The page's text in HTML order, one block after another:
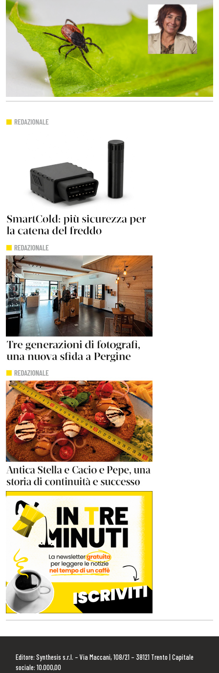
Editore: Synthesis s.r.l. – Via Maccani, 108/21 – 38121 Trento | Capitale
sociale: 10.000,00